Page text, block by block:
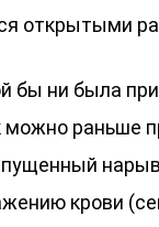
открытыми
бы ни была
можно раньше
крови